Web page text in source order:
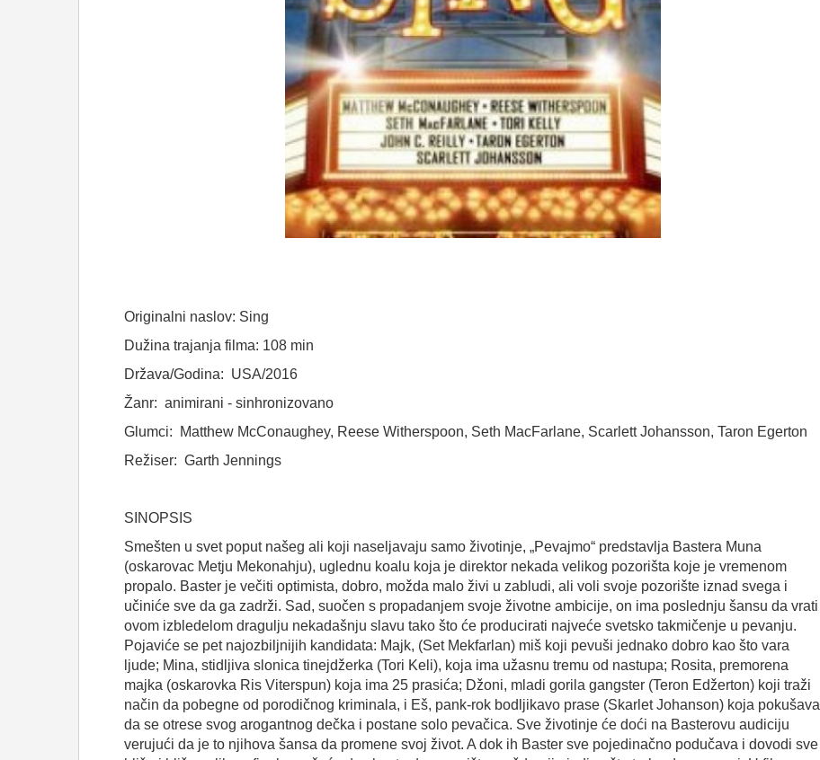
Originalni naslov: Sing
Dužina trajanja filma: 108 min
Država/Godina: USA/2016
Žanr: animirani - sinhronizovano
Glumci: Matthew McConaughey, Reese Witherspoon, Seth MacFarlane, Scarlett Johansson, Taron Egerton
Režiser: Garth Jennings
SINOPSIS
Smešten u svet poput našeg ali koji naseljavaju samo životinje, „Pevajmo“ predstavlja Bastera Muna
(oskarovac Metju Mekonahju), uglednu koalu koja je direktor nekada velikog pozorišta koje je vremenom
propalo. Baster je večiti optimista, dobro, možda malo živi u zabludi, ali voli svoje pozorište iznad svega i
učiniće sve da ga zadrži. Sad, suočen s propadanjem svoje životne ambicije, on ima poslednju šansu da vrati
ovom izbledelom dragulju nekadašnju slavu tako što će producirati najveće svetsko takmičenje u pevanju.
Pojaviće se pet najozbiljnijih kandidata: Majk, (Set Mekfarlan) miš koji pevuši jednako dobro kao što vara
ljude; Mina, stidljiva slonica tinejdžerka (Tori Keli), koja ima užasnu tremu od nastupa; Rosita, premorena
majka (oskarovka Ris Viterspun) koja ima 25 prasića; Džoni, mladi gorila gangster (Teron Edžerton) koji traži
način da pobegne od porodičnog kriminala, i Eš, pank-rok bodljikavo prase (Skarlet Johanson) koja pokušava
da se otrese svog arogantnog dečka i postane solo pevačica. Sve životinje će doći na Basterovu audiciju
verujući da je to njihova šansa da promene svoj život. A dok ih Baster sve pojedinačno podučava i dovodi sve